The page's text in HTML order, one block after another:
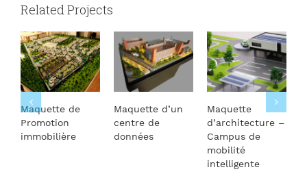
Related Projects
Maquette de
Promotion
immobilière
Maquette d’un
centre de
données
Maquette
d’architecture –
Campus de
mobilité
intelligente